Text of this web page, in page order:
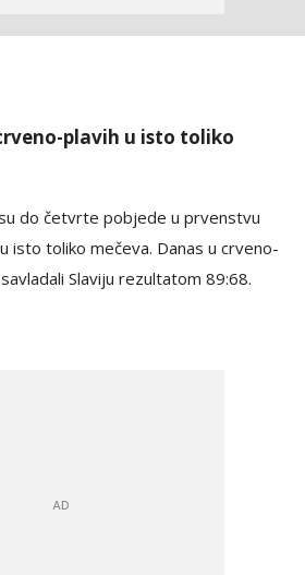
plavih u isto toliko
do četvrte pobjede u prvenstvu
isto toliko mečeva. Danas u crveno-
Slaviju rezultatom 89:68.